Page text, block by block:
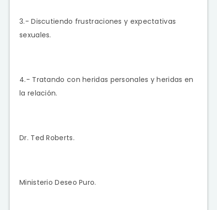
3.- Discutiendo frustraciones y expectativas
sexuales.
4.- Tratando con heridas personales y heridas en
la relación.
Dr. Ted Roberts.
Ministerio Deseo Puro.